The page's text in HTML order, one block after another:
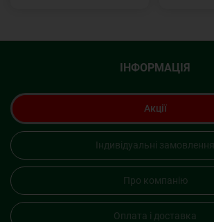
ІНФОРМАЦІЯ
Акції
Індивідуальні замовлення
Про компанію
Оплата і доставка